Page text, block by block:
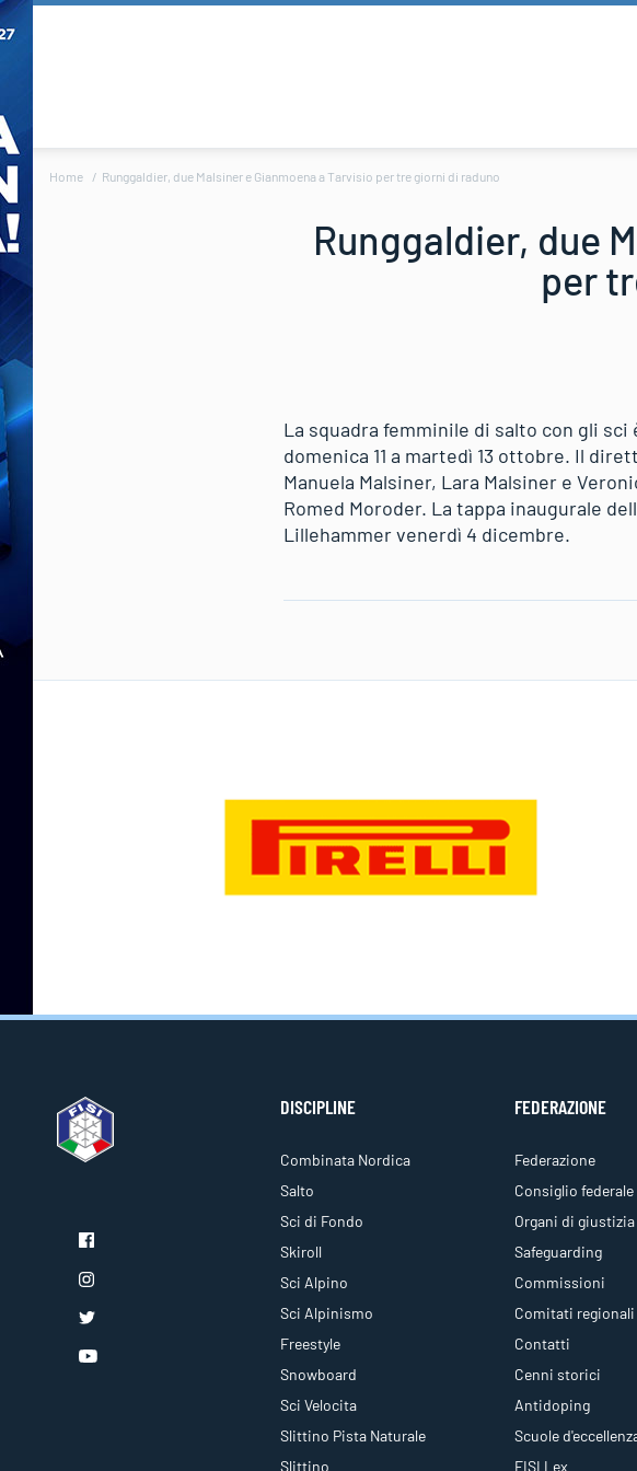
Home Runggaldier, due Malsiner e Gianmoena a Tarvisio per tre giorni di raduno
Runggaldier, due
per
La squadra femminile di salto con gli
domenica 11 a martedì 13 ottobre. Il
Manuela Malsiner, Lara Malsiner e
Romed Moroder. La tappa inaugurale
Lillehammer venerdì 4 dicembre.
DISCIPLINE
Combinata Nordica
Salto
Sci di Fondo
Skiroll
Sci Alpino
Sci Alpinismo
Freestyle
Snowboard
Sci Velocita
Slittino Pista Naturale
Slittino
FEDERAZIONE
Federazione
Consiglio federale
Organi di giustizia
Safeguarding
Commissioni
Comitati regionali
Contatti
Cenni storici
Antidoping
Scuole
FISI Lex